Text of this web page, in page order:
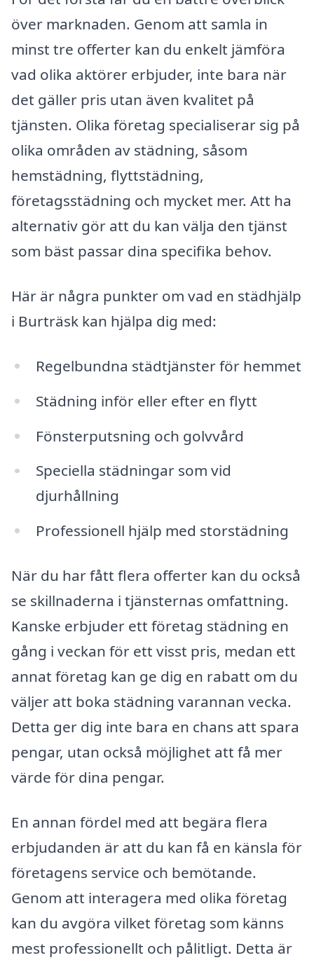
över marknaden. Genom att samla in
minst tre offerter kan du enkelt jämföra
vad olika aktörer erbjuder, inte bara när
det gäller pris utan även kvalitet på
tjänsten. Olika företag specialiserar sig på
olika områden av städning, såsom
hemstädning, flyttstädning,
företagsstädning och mycket mer. Att ha
alternativ gör att du kan välja den tjänst
som bäst passar dina specifika behov.
Här är några punkter om vad en städhjälp
i Burträsk kan hjälpa dig med:
Regelbundna städtjänster för hemmet
Städning inför eller efter en flytt
Fönsterputsning och golvvård
Speciella städningar som vid
djurhållning
Professionell hjälp med storstädning
När du har fått flera offerter kan du också
se skillnaderna i tjänsternas omfattning.
Kanske erbjuder ett företag städning en
gång i veckan för ett visst pris, medan ett
annat företag kan ge dig en rabatt om du
väljer att boka städning varannan vecka.
Detta ger dig inte bara en chans att spara
pengar, utan också möjlighet att få mer
värde för dina pengar.
En annan fördel med att begära flera
erbjudanden är att du kan få en känsla för
företagens service och bemötande.
Genom att interagera med olika företag
kan du avgöra vilket företag som känns
mest professionellt och pålitligt. Detta är